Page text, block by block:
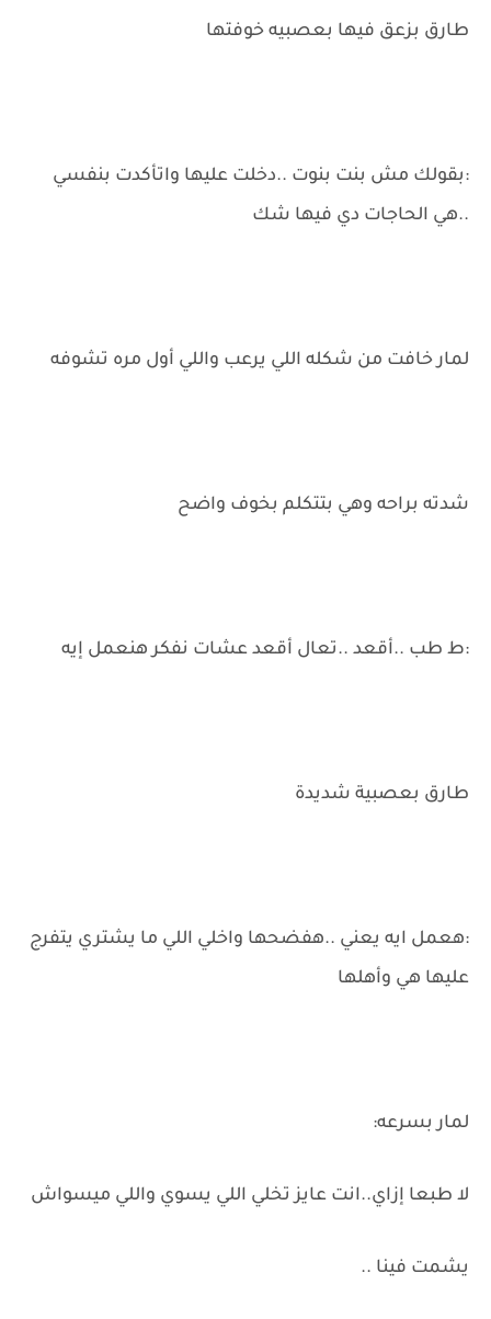
طارق بزعق فيها بعصبيه خوفتها
:بقولك مش بنت بنوت ..دخلت عليها واتأكدت بنفسي
..هي الحاجات دي فيها شك
لمار خافت من شكله اللي يرعب واللي أول مره تشوفه
شدته براحه وهي بتتكلم بخوف واضح
:ط طب ..أقعد ..تعال أقعد عشات نفكر هنعمل إيه
طارق بعصبية شديدة
:هعمل ايه يعني ..هفضحها واخلي اللي ما يشتري يتفرج
عليها هي وأهلها
لمار بسرعه:
لا طبعا إزاي..انت عايز تخلي اللي يسوي واللي ميسواش
يشمت فينا ..